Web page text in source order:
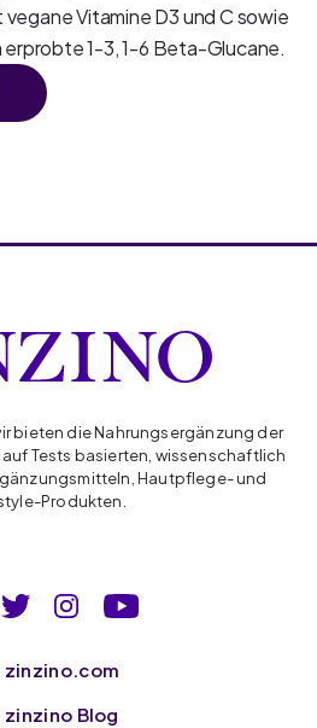
Vitamine D3 und C sowie
erprobte 1-3, 1-6 Beta-Glucane.
bieten die Nahrungsergänzung der
Tests basierten, wissenschaftlich
Hautpflege- und
Produkten.
zinzino.com
zinzino Blog